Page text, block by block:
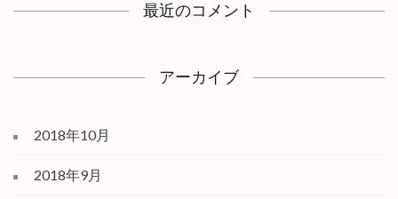
最近のコメント
アーカイブ
2018年10月
2018年9月